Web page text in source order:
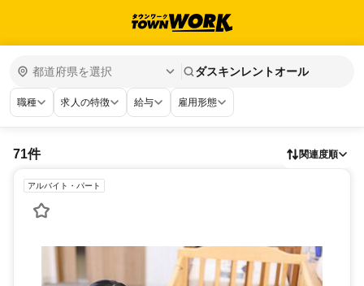
ダスキンレントオール
職種 求人の特徴 給与 雇用形態
71件 関連度順
アルバイト・パート